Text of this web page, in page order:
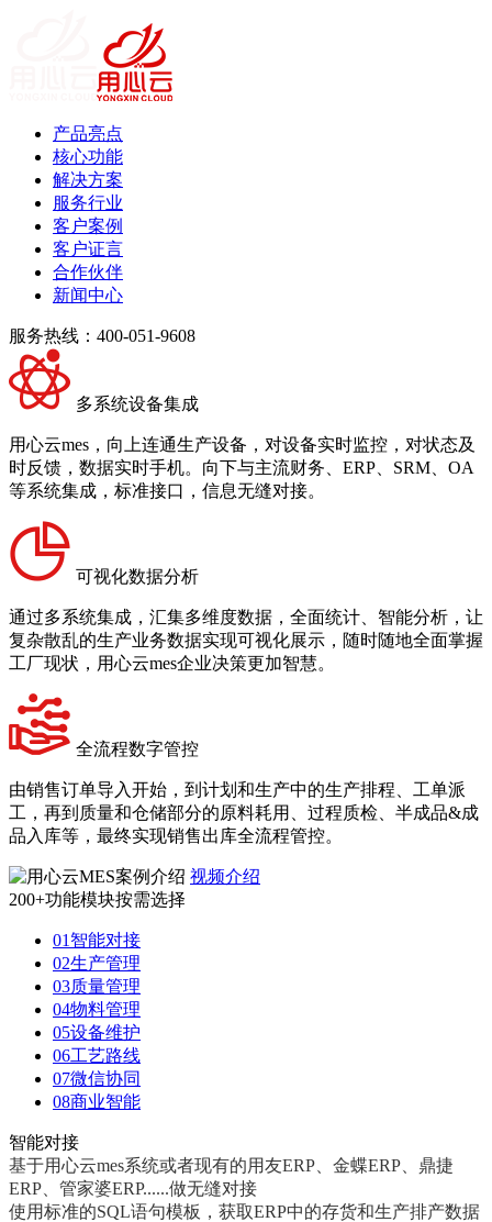
产品亮点
核心功能
解决方案
服务行业
客户案例
客户证言
合作伙伴
新闻中心
服务热线：400-051-9608
多系统设备集成
用心云mes，向上连通生产设备，对设备实时监控，对状态及
时反馈，数据实时手机。向下与主流财务、ERP、SRM、OA
等系统集成，标准接口，信息无缝对接。
可视化数据分析
通过多系统集成，汇集多维度数据，全面统计、智能分析，让
复杂散乱的生产业务数据实现可视化展示，随时随地全面掌握
工厂现状，用心云mes企业决策更加智慧。
全流程数字管控
由销售订单导入开始，到计划和生产中的生产排程、工单派
工，再到质量和仓储部分的原料耗用、过程质检、半成品&成
品入库等，最终实现销售出库全流程管控。
视频介绍
200+功能模块按需选择
01 智能对接
02生产管理
03质量管理
04物料管理
05设备维护
06工艺路线
07微信协同
08商业智能
智能对接
基于用心云mes系统或者现有的用友ERP、金蝶ERP、鼎捷
ERP、管家婆ERP......做无缝对接
使用标准的SQL语句模板，获取ERP中的存货和生产排产数据